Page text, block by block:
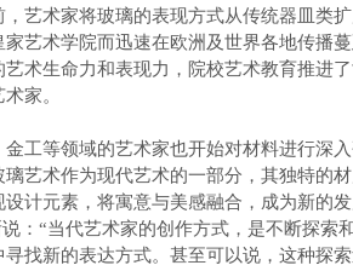
艺术家将玻璃的表现方式从传统器皿类
艺术学院而迅速在欧洲及世界各地传播
术生命力和表现力，院校艺术教育推进
家。
等领域的艺术家也开始对材料进行深入
艺术作为现代艺术的一部分，其独特的
设计元素，将寓意与美感融合，成为新的
：“当代艺术家的创作方式，是不断探索
找新的表达方式。甚至可以说，这种探